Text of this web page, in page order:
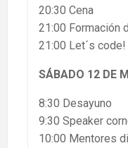
20:30 Cena
21:00 Formación
21:00 Let´s
SÁBADO 12 DE
8:30 Desayuno
9:30 Speaker
10:00 Mentores